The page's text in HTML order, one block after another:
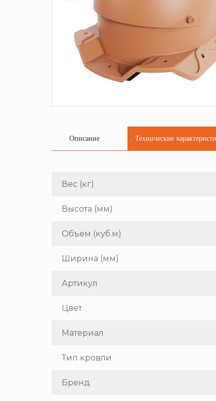
Описание Технические
Вес (кг)
Высота (мм)
Объем (куб.м)
Ширина (мм)
Артикул
Цвет
Материал
Тип кровли
Бренд